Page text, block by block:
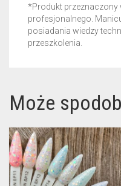
*Produkt przeznaczony
profesjonalnego.
posiadania wiedzy
przeszkolenia.
Może